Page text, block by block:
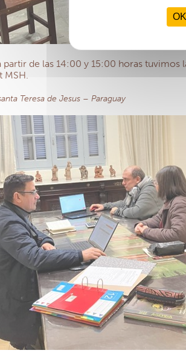
partir de las 14:00 y 15:00 horas
MSH.
Teresa de Jesus – Paraguay